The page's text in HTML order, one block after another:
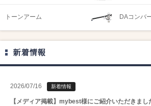
トーンアーム DAコンバ
新着情報
2026/07/16 新着情報
【メディア掲載】mybest様にご紹介いただきまし